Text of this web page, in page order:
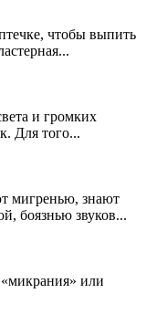
чтобы выпить
и громких
Для того...
мигренью, знают
боязнью звуков...
или